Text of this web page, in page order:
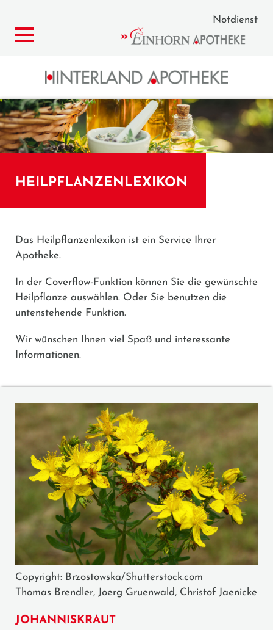
Notdienst
HEILPFLANZENLEXIKON
Das Heilpflanzenlexikon ist ein Service Ihrer
Apotheke.
In der Coverflow-Funktion können Sie die gewünschte
Heilpflanze auswählen. Oder Sie benutzen die
untenstehende Funktion.
Wir wünschen Ihnen viel Spaß und interessante
Informationen.
Copyright: Brzostowska/Shutterstock.com
Thomas Brendler, Joerg Gruenwald, Christof Jaenicke
JOHANNISKRAUT